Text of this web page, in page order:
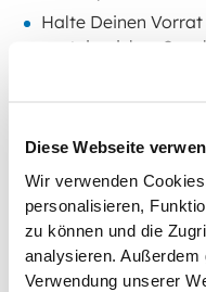
Diese Webseite
Wir verwenden
personalisieren,
zu können und die
analysieren.
Verwendung unserer
Halte Deinen
proteinreichen
Bewegung steigert
erhält Deine
für nachhaltigen
Alltagsaktivität